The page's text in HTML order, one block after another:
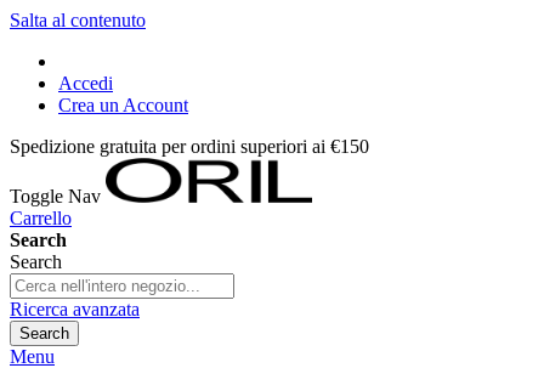
Salta al contenuto
Accedi
Crea un Account
Spedizione gratuita per ordini superiori ai €150
Toggle Nav
Carrello
Search
Search
Ricerca avanzata
Search
Menu